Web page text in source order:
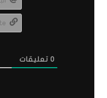
0 تعليقات